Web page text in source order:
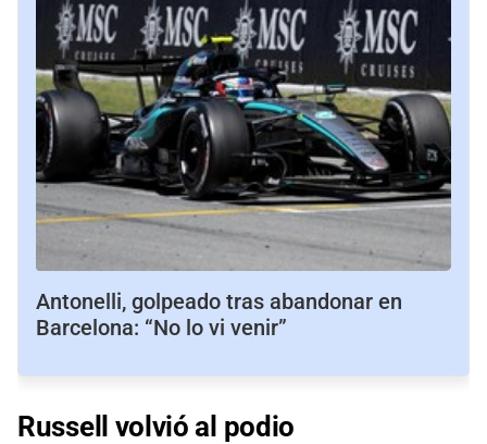
Antonelli, golpeado tras abandonar en
Barcelona: “No lo vi venir”
Russell volvió al podio